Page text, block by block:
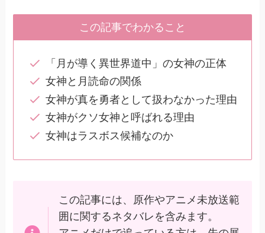
この記事でわかること
「月が導く異世界道中」の女神の正体
女神と月読命の関係
女神が真を勇者として扱わなかった理由
女神がクソ女神と呼ばれる理由
女神はラスボス候補なのか
この記事には、原作やアニメ未放送範
囲に関するネタバレを含みます。